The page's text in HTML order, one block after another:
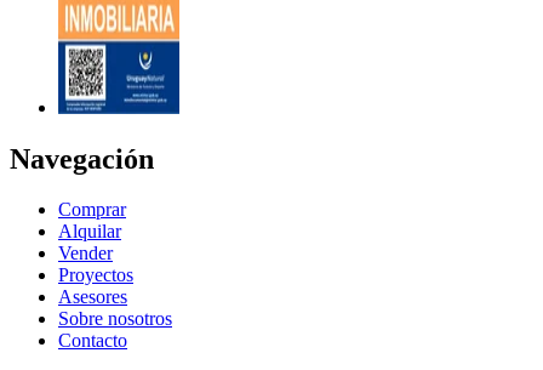
Navegación
Comprar
Alquilar
Vender
Proyectos
Asesores
Sobre nosotros
Contacto